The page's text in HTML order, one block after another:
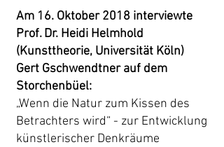
Am 16. Oktober 2018 interviewte
Prof. Dr. Heidi Helmhold
(Kunsttheorie, Universität Köln)
Gert Gschwendtner auf dem
Storchenbüel:
„Wenn die Natur zum Kissen des
Betrachters wird“ - zur Entwicklung
künstlerischer Denkräume